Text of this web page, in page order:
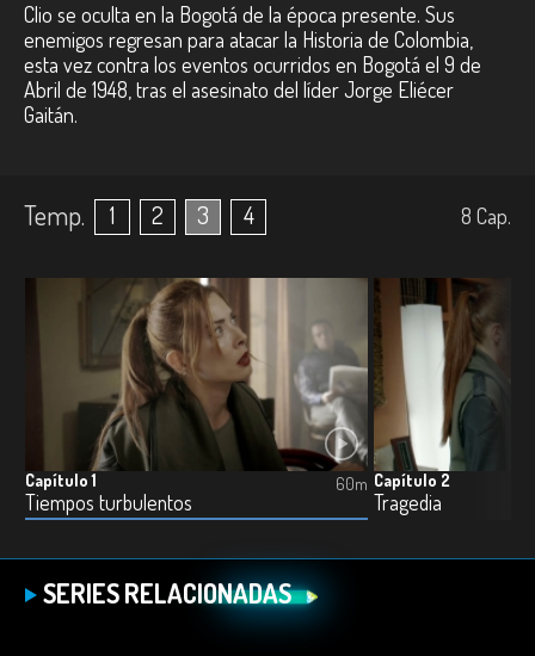
Clio se oculta en la Bogotá de la época presente. Sus
enemigos regresan para atacar la Historia de Colombia,
esta vez contra los eventos ocurridos en Bogotá el 9 de
Abril de 1948, tras el asesinato del líder Jorge Eliécer
Gaitán.
Temp. 1 2 3 4 8 Cap.
Capítulo 1
Tiempos turbulentos
60m Capítulo 2
Tragedia
SERIES RELACIONADAS